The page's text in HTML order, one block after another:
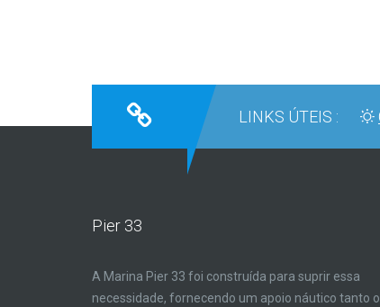
LINKS ÚTEIS :
Pier 33
A Marina Pier 33 foi construída para suprir essa
necessidade, fornecendo um apoio náutico tanto o